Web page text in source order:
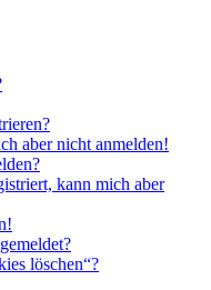
aber nicht anmelden!
kann mich aber
löschen“?